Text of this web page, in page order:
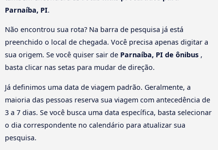
Parnaíba, PI.
Não encontrou sua rota? Na barra de pesquisa já está
preenchido o local de chegada. Você precisa apenas digitar a
sua origem. Se você quiser sair de Parnaíba, PI de ônibus ,
basta clicar nas setas para mudar de direção.
Já definimos uma data de viagem padrão. Geralmente, a
maioria das pessoas reserva sua viagem com antecedência de
3 a 7 dias. Se você busca uma data específica, basta selecionar
o dia correspondente no calendário para atualizar sua
pesquisa.